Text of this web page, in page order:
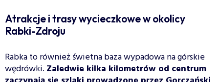
Atrakcje i trasy wycieczkowe w okolicy
Rabki-Zdroju
Rabka to również świetna baza wypadowa na górskie
wędrówki. Zaledwie kilka kilometrów od centrum